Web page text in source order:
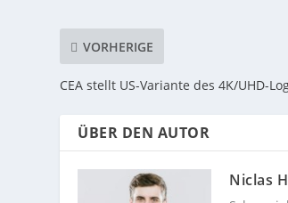
VORHERIGE
CEA stellt US-Variante des 4K/UHD-
ÜBER DEN AUTOR
Niclas